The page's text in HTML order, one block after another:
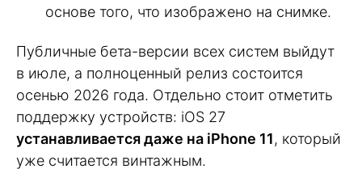
основе того, что изображено на снимке.
Публичные бета-версии всех систем выйдут
в июле, а полноценный релиз состоится
осенью 2026 года. Отдельно стоит отметить
поддержку устройств: iOS 27
устанавливается даже на iPhone 11, который
уже считается винтажным.